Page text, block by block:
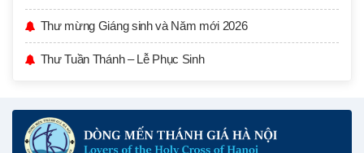
Thư mừng Giáng sinh và Năm mới 2026
Thư Tuần Thánh – Lễ Phục Sinh